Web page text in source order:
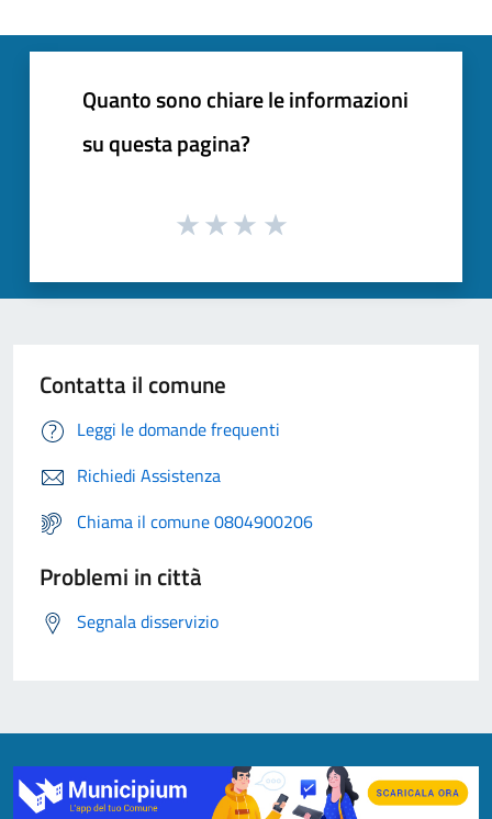
Quanto sono chiare le informazioni
su questa pagina?
Contatta il comune
Leggi le domande frequenti
Richiedi Assistenza
Chiama il comune 0804900206
Problemi in città
Segnala disservizio